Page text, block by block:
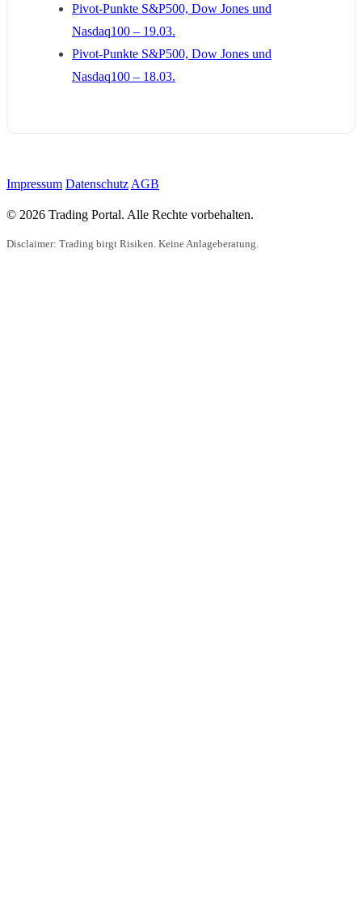
Pivot-Punkte S&P500, Dow Jones und
Nasdaq100 – 19.03.
Pivot-Punkte S&P500, Dow Jones und
Nasdaq100 – 18.03.
Impressum Datenschutz AGB
© 2026 Trading Portal. Alle Rechte vorbehalten.
Disclaimer: Trading birgt Risiken. Keine Anlageberatung.